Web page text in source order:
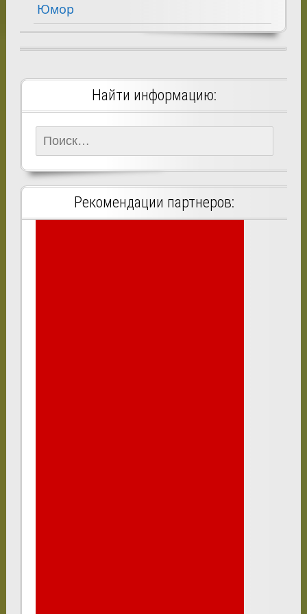
Юмор
Найти информацию:
Найти:
Рекомендации партнеров: